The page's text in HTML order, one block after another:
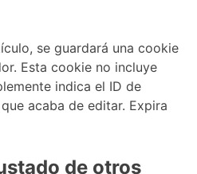
se guardará una cookie
Esta cookie no incluye
indica el ID de
acaba de editar. Expira
de otros